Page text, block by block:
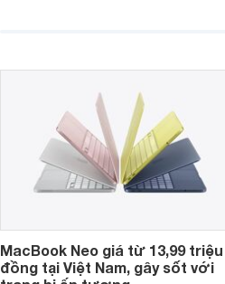
MacBook đáng cân nhắc dành cho
MacBook Neo giá từ 13,99 triệu
đồng tại Việt Nam, gây sốt với